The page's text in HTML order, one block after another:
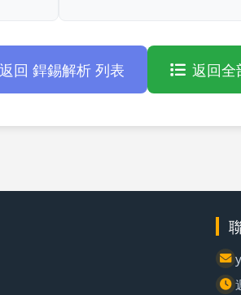
返回 銲錫解析 列表 返回全